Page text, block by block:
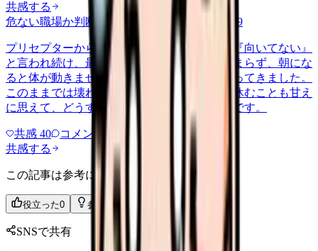
共感する
危ない職場か判断してほしい
harassment 2026/6/9
プリセプターから毎日のように『辞めれば』『向いてない』
と言われ続け、最近は職場が近づくと涙が止まらず、朝にな
ると体が動きません。食事も喉を通らなくなってきました。
このままでは壊れてしまう気がします。でも休むことも甘え
に思えて、どうすればいいのか分からないんです。
共感 40 コメント
共感する
この記事は参考になりましたか？
役立った0 参考になった
SNSで共有